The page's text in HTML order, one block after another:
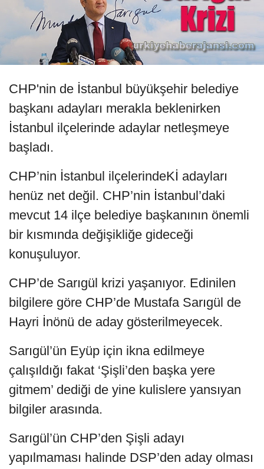
CHP'nin de İstanbul büyükşehir belediye
başkanı adayları merakla beklenirken
İstanbul ilçelerinde adaylar netleşmeye
başladı.
CHP’nin İstanbul ilçelerindeKİ adayları
henüz net değil. CHP’nin İstanbul’daki
mevcut 14 ilçe belediye başkanının önemli
bir kısmında değişikliğe gideceği
konuşuluyor.
CHP’de Sarıgül krizi yaşanıyor. Edinilen
bilgilere göre CHP’de Mustafa Sarıgül de
Hayri İnönü de aday gösterilmeyecek.
Sarıgül’ün Eyüp için ikna edilmeye
çalışıldığı fakat ‘Şişli’den başka yere
gitmem’ dediği de yine kulislere yansıyan
bilgiler arasında.
Sarıgül’ün CHP’den Şişli adayı
yapılmaması halinde DSP’den aday olması